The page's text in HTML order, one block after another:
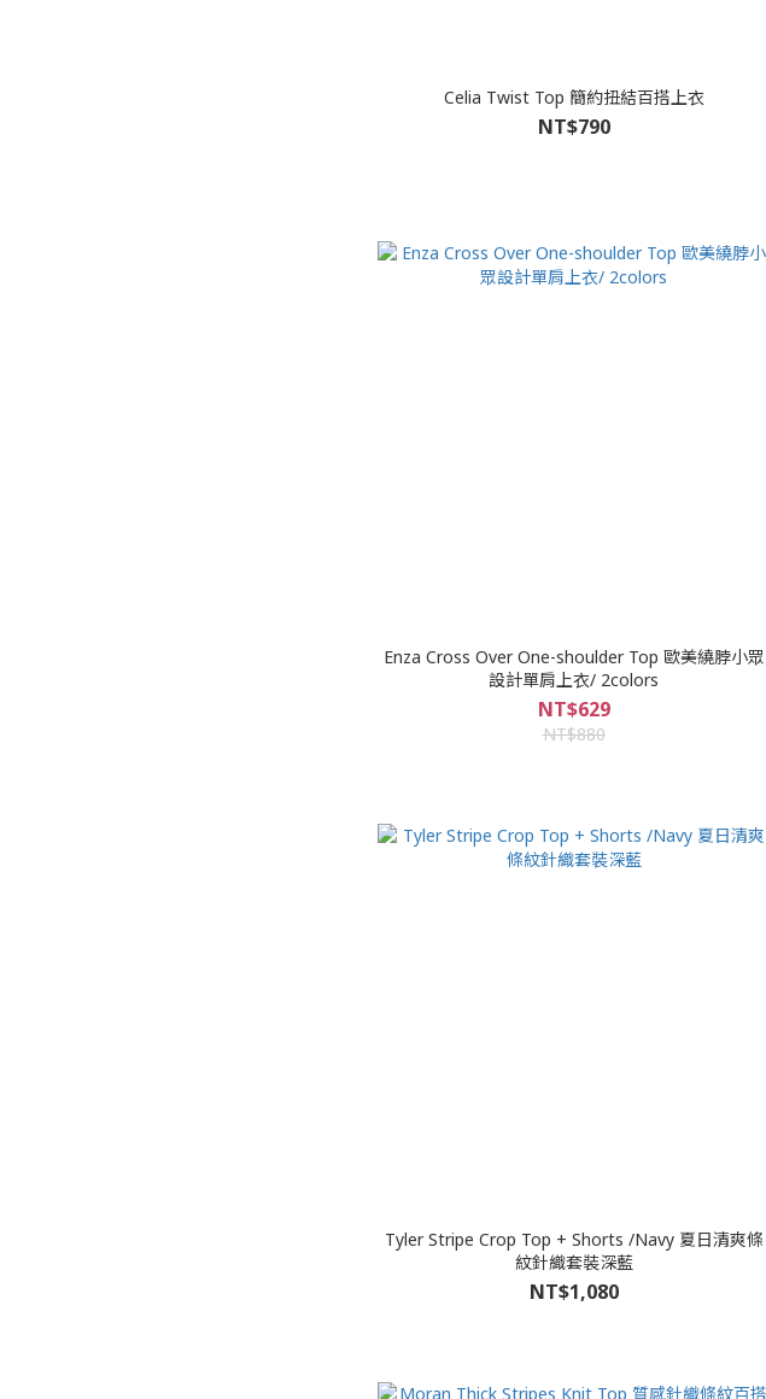
Celia Twist Top 簡約扭結百搭上衣
NT$790
Enza Cross Over One-shoulder Top 歐美繞脖小眾
設計單肩上衣/ 2colors
NT$629
NT$880
Tyler Stripe Crop Top + Shorts /Navy 夏日清爽條
紋針織套裝深藍
NT$1,080